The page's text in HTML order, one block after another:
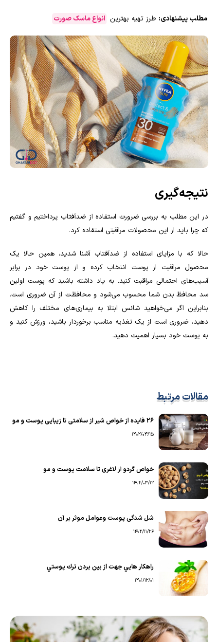
مطلب پیشنهادی: طرز تهیه بهترین انواع ماسک صورت
نتیجه‌گیری
در این مطلب به بررسی ضرورت استفاده از ضدآفتاب پرداختیم و گفتیم
که چرا باید از این محصولات مراقبتی استفاده کرد.
حالا که با مزایای استفاده از ضدآفتاب آشنا شدید، همین حالا یک
محصول مراقبت از پوست انتخاب کرده و از پوست خود در برابر
آسیب‌های احتمالی مراقبت کنید. به یاد داشته باشید که پوست اولین
سد محافظ بدن شما محسوب می‌شود و محافظت از آن ضروری است.
بنابراین اگر می‌خواهید شانس ابتلا به بیماری‌های مختلف را کاهش
دهید، ضروری است از یک تغذیه مناسب برخوردار باشید، ورزش کنید و
به پوست خود بسیار اهمیت دهید.
مقالات مرتبط
26 فایده از خواص شیر از سلامتی تا زیبایی پوست و مو
1402/04/15
خواص گردو از لاغری تا سلامت پوست و مو
1402/03/12
شل شدگى پوست وعوامل موثر بر آن
1402/11/26
راهكار هايي جهت از بين بردن ترك پوستي
1401/12/01